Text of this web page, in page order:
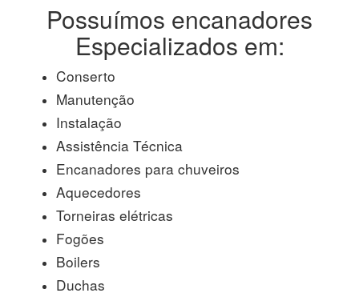
Possuímos encanadores
Especializados em:
Conserto
Manutenção
Instalação
Assistência Técnica
Encanadores para chuveiros
Aquecedores
Torneiras elétricas
Fogões
Boilers
Duchas